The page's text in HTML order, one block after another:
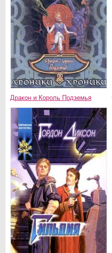
Дракон и Король Подземья